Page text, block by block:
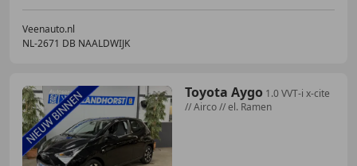
Veenauto.nl
NL-2671 DB NAALDWIJK
Toyota Aygo 1.0 VVT-i x-cite
// Airco // el. Ramen